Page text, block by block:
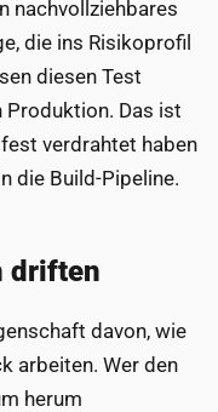
nachvollziehbares
die ins Risikoprofil
diesen Test
Produktion. Das ist
verdrahtet haben
die Build-Pipeline.
driften
davon, wie
arbeiten. Wer den
herum